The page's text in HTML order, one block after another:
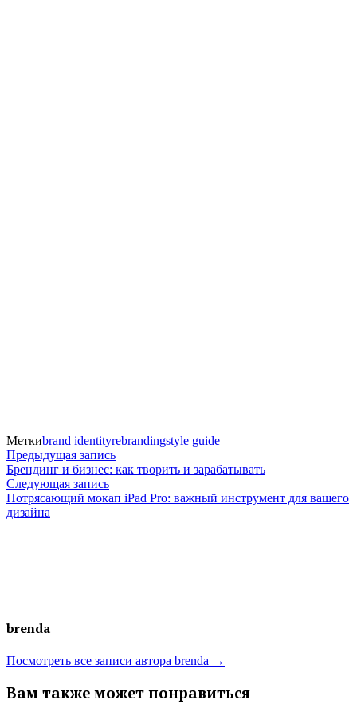
Меткиbrand identityrebrandingstyle guide
Навигация
по
записям
Предыдущая записьПредыдущая
запись:
Брендинг и бизнес: как творить и зарабатывать
Следующая записьСледующая
запись:
Потрясающий мокап iPad Pro: важный инструмент для вашего
дизайна
brenda
Посмотреть все записи автора brenda →
Вам также может понравиться